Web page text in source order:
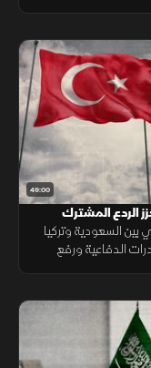
49:00
الردع المشترك
السعودية وتركيا
الدفاعية ورفع